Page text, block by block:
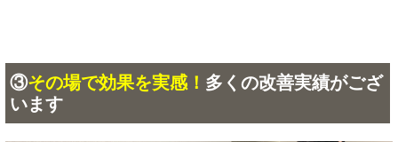
③その場で効果を実感！ 多くの改善実績がござ
います